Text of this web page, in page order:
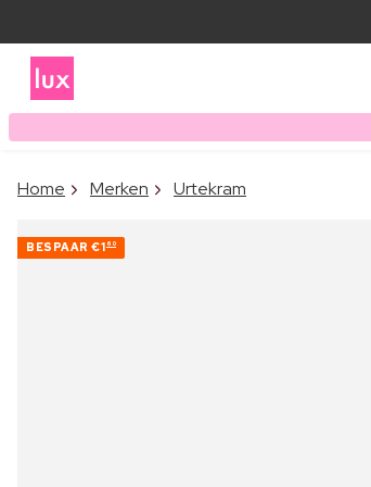
Home Merken Urtekram
BESPAAR €1 60